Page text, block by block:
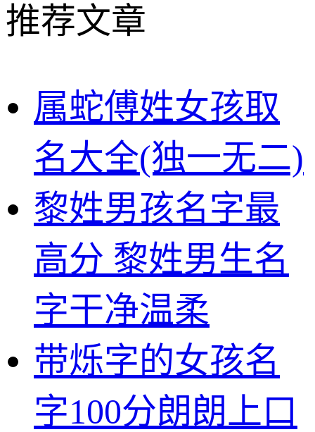
推荐文章
属蛇傅姓女孩取
名大全(独一无二)
黎姓男孩名字最
高分 黎姓男生名
字干净温柔
带烁字的女孩名
字100分朗朗上口